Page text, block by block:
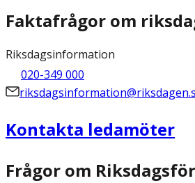
Faktafrågor om
Riksdagsinformation
020-349 000
Kontakta ledamöter
Frågor om